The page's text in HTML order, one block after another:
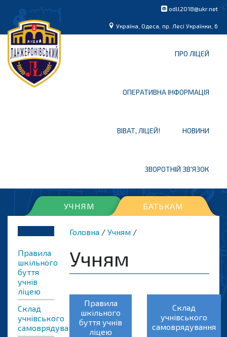
odll2018@ukr.net
Україна, Одеса, пр. Лесі Українки, 6
ПРО ЛІЦЕЙ
ОПЕРАТИВНА ІНФОРМАЦІЯ
ВІВАТ, ЛІЦЕЙ! НОВИНИ
ЗВОРОТНІЙ ЗВ'ЯЗОК
УЧНЯМ БАТЬКАМ
Правила
шкільного
буття
учнів
ліцею
Склад
учнівського
самоврядування
Головна Учням
Учням
Правила
шкільного
буття учнів
ліцею
Склад
учнівського
самоврядування